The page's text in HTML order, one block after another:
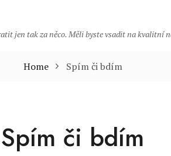
jen tak za něco. Měli byste vsadit na kvalitní
Home Spím či bdím
Spím či bdím